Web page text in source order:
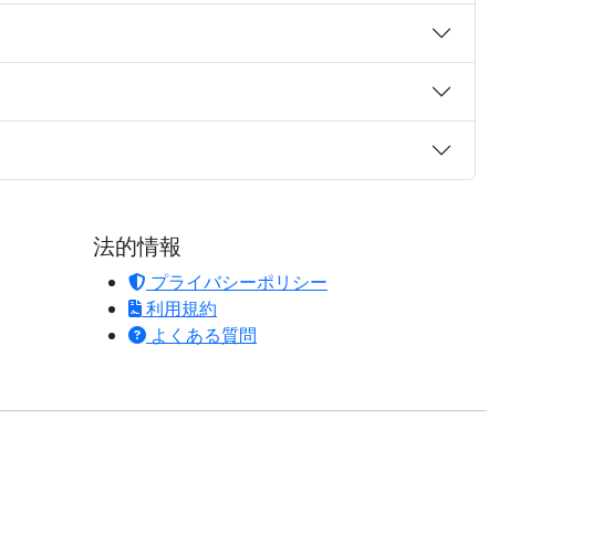
法的情報
プライバシーポリシー
利用規約
よくある質問